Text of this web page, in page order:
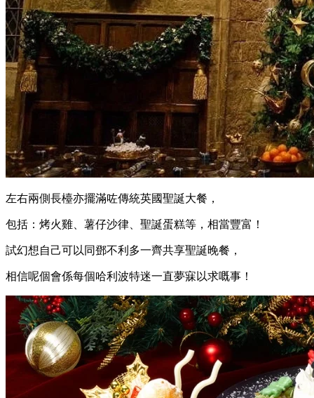
左右兩側長檯亦擺滿咗傳統英國聖誕大餐，
包括：烤火雞、薯仔沙律、聖誕蛋糕等，相當豐富！
試幻想自己可以同鄧不利多一齊共享聖誕晚餐，
相信呢個會係每個哈利波特迷一直夢寐以求嘅事！